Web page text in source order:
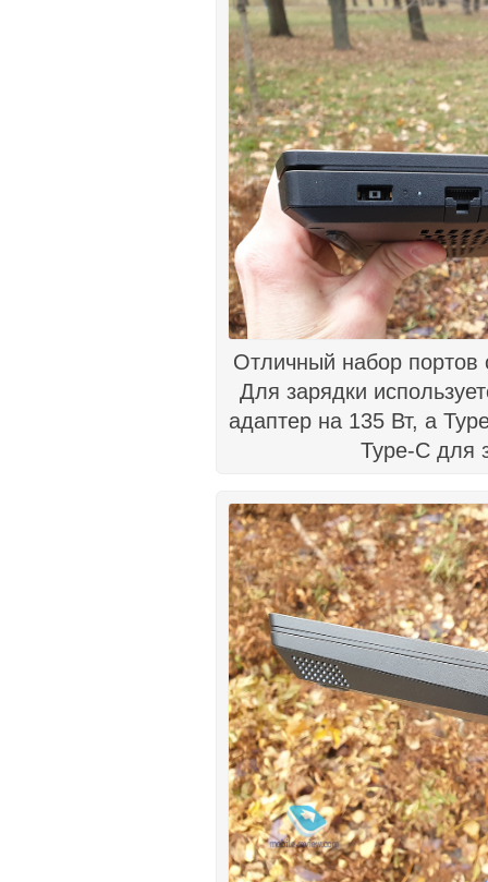
Отличный набор
Для зарядки
адаптер на 135 Вт, а
Type-C для